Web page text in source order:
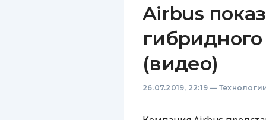
Airbus
(видео)
26.07.2019, 22:19 —